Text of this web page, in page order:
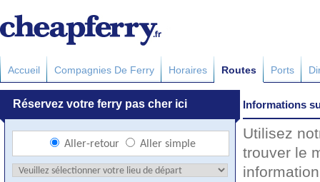
Accueil Compagnies De Ferry Horaires Routes Ports
Informations
Utilisez
trouver le